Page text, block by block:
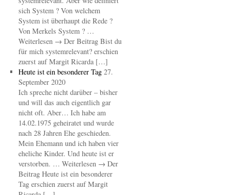
sich System ? Von welchem
System ist überhaupt die Rede ?
Von Merkels System ? …
Weiterlesen → Der Beitrag Bist du
für mich systemrelevant? erschien
zuerst auf Margit Ricarda […]
Heute ist ein besonderer Tag 27.
September 2020
Ich spreche nicht darüber – bisher
und will das auch eigentlich gar
nicht oft. Aber… Ich habe am
14.02.1975 geheiratet und wurde
nach 28 Jahren Ehe geschieden.
Mein Ehemann und ich haben vier
eheliche Kinder. Und heute ist er
verstorben. … Weiterlesen → Der
Beitrag Heute ist ein besonderer
Tag erschien zuerst auf Margit